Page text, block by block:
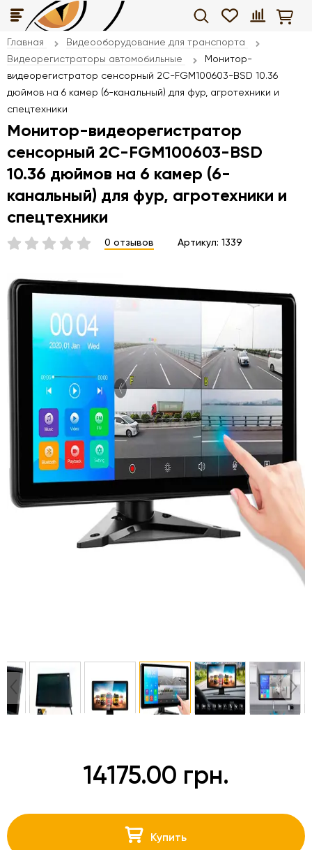
Главная
Видеооборудование для транспорта
Видеорегистраторы автомобильные
Монитор-
видеорегистратор сенсорный 2C-FGM100603-BSD 10.36
дюймов на 6 камер (6-канальный) для фур, агротехники и
спецтехники
Монитор-видеорегистратор
сенсорный 2C-FGM100603-BSD
10.36 дюймов на 6 камер (6-
канальный) для фур, агротехники и
спецтехники
0 отзывов Артикул: 1339
14175.00 грн.
Купить